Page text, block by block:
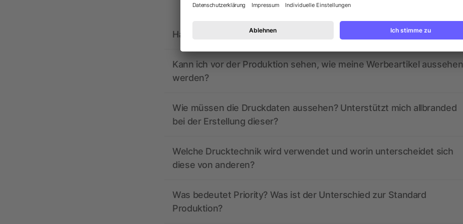
Hat allbranded derzeit aktive Gutscheincodes?
Kann ich vor der Produktion sehen, wie meine Werbeartikel aussehen
werden?
Wie müssen die Druckdaten aussehen? Unterstützt mich allbranded
bei der Erstellung dieser?
Welche Drucktechnik wird verwendet und worin unterscheidet sich
diese von anderen?
Was bedeutet Priority? Was ist der Unterschied zur Standard
Produktion?